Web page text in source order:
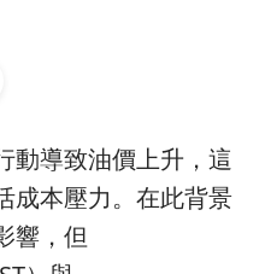
動導致油價上升，這
成本壓力。在此背景
響，但